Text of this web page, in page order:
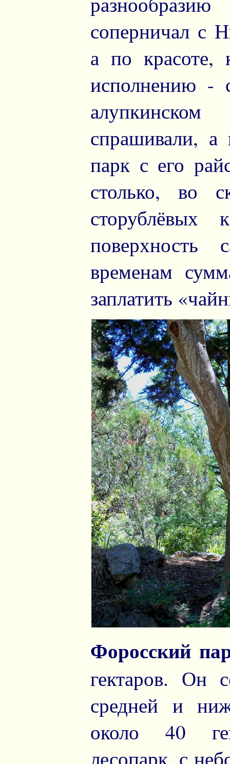
соперничал с
а по красоте,
исполнению -
спрашивали, а
парк с его
столько, во
сторублёвых
временам
заплатить
Форосский
гектаров. Он
средней и
около 40
лесопарк, с